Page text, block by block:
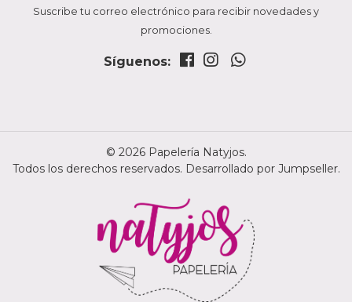
Suscribe tu correo electrónico para recibir novedades y
promociones.
Síguenos:
© 2026 Papelería Natyjos.
Todos los derechos reservados. Desarrollado por Jumpseller.